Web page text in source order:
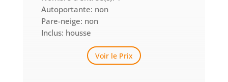
Autoportante: non
Pare-neige: non
Inclus: housse
Voir le Prix